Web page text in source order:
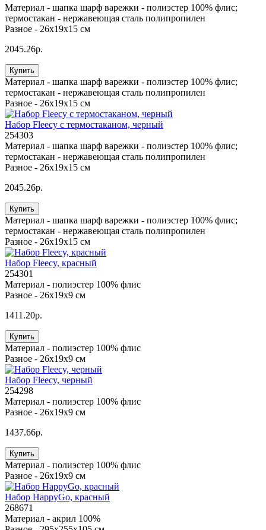
Материал - шапка шарф варежки - полиэстер 100% флис;
термостакан - нержавеющая сталь полипропилен
Разное - 26x19x15 см
2045.26р.
Купить
Материал - шапка шарф варежки - полиэстер 100% флис;
термостакан - нержавеющая сталь полипропилен
Разное - 26x19x15 см
Набор Fleecy с термостаканом, черный
254303
Материал - шапка шарф варежки - полиэстер 100% флис;
термостакан - нержавеющая сталь полипропилен
Разное - 26x19x15 см
2045.26р.
Купить
Материал - шапка шарф варежки - полиэстер 100% флис;
термостакан - нержавеющая сталь полипропилен
Разное - 26x19x15 см
Набор Fleecy, красный
254301
Материал - полиэстер 100% флис
Разное - 26x19x9 см
1411.20р.
Купить
Материал - полиэстер 100% флис
Разное - 26x19x9 см
Набор Fleecy, черный
254298
Материал - полиэстер 100% флис
Разное - 26x19x9 см
1437.66р.
Купить
Материал - полиэстер 100% флис
Разное - 26x19x9 см
Набор HappyGo, красный
268671
Материал - акрил 100%